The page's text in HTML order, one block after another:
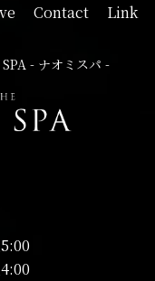
Contact Link
- ナオミスパ -